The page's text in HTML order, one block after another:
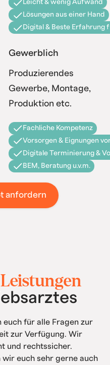
Leicht & wenig Aufwand
Lösungen aus einer Hand
Digital & Beste Erfahrung
Gewerblich
Produzierendes
Gewerbe, Montage,
Produktion etc.
Fachliche Kompetenz
Vorsorgen & Eignungen
Digitale Terminierung &
BEM, Beratung u.v.m.
anfordern
euch für alle Fragen zur
zur Verfügung. Wir
und rechtssicher.
euch sehr gerne auch